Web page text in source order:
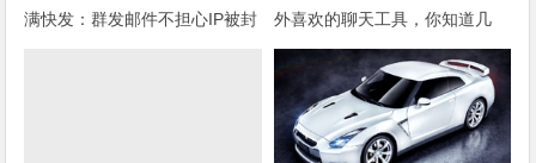
满快发：群发邮件不担心IP被封
外喜欢的聊天工具，你知道几
种？